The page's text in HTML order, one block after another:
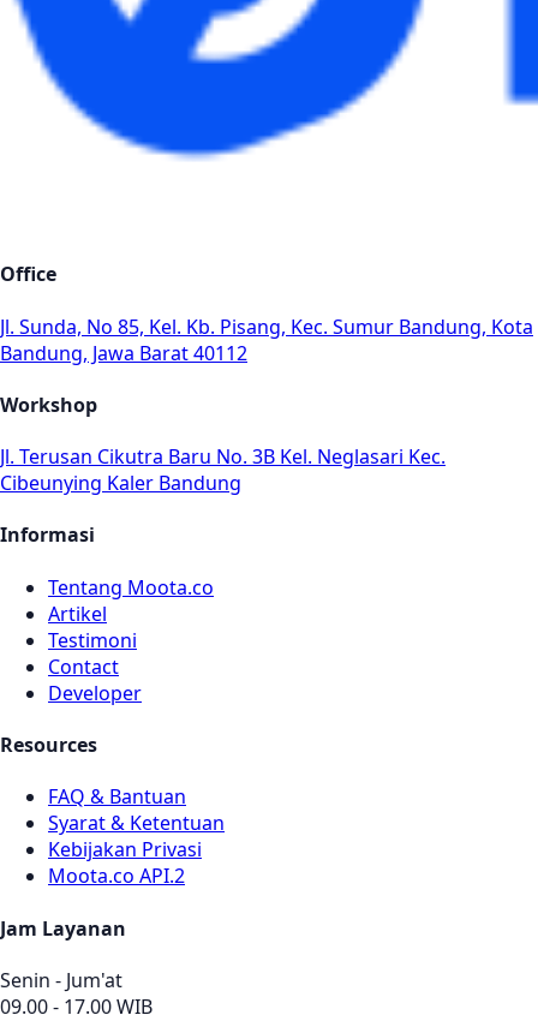
Office
Jl. Sunda, No 85, Kel. Kb. Pisang, Kec. Sumur Bandung, Kota
Bandung, Jawa Barat 40112
Workshop
Jl. Terusan Cikutra Baru No. 3B Kel. Neglasari Kec.
Cibeunying Kaler Bandung
Informasi
Tentang Moota.co
Artikel
Testimoni
Contact
Developer
Resources
FAQ & Bantuan
Syarat & Ketentuan
Kebijakan Privasi
Moota.co API.2
Jam Layanan
Senin - Jum'at
09.00 - 17.00 WIB